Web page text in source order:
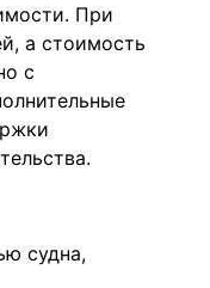
При
а стоимость
с
судна,